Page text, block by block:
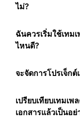
ไม่?
ฉันควรเริ่มใช้เทม
ไหนดี?
จะจัดการโปรเจ็ก
เปรียบเทียบเทมเ
เอกสารแล้วเป็นอย่